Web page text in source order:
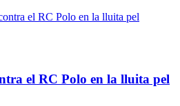
el RC Polo en la lluita pel